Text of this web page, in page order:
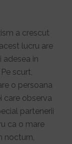
a crescut
lucru are
adesea in
scurt,
o persoana
care observa
partenerii
ca o mare
nocturn,